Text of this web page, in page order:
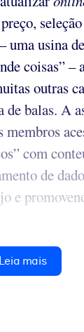
uma usina
coisas” –
outras
de balas. A
membros
com
de
e
Leia mais